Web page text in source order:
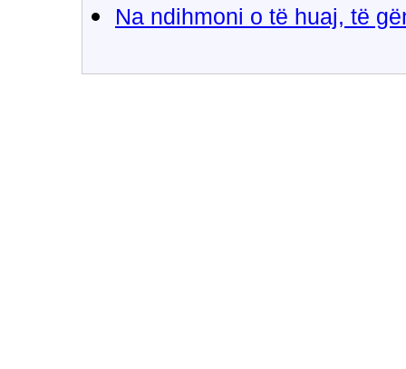
Na ndihmoni o të huaj, të